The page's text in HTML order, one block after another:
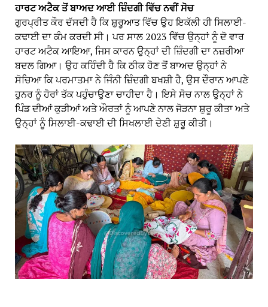
ਹਾਰਟ ਅਟੈਕ ਤੋਂ ਬਾਅਦ ਆਈ ਜ਼ਿੰਦਗੀ ਵਿੱਚ ਨਵੀਂ ਸੋਚ
ਗੁਰਪ੍ਰੀਤ ਕੌਰ ਦੱਸਦੀ ਹੈ ਕਿ ਸ਼ੁਰੂਆਤ ਵਿੱਚ ਉਹ ਇਕੱਲੀ ਹੀ ਸਿਲਾਈ-
ਕਢਾਈ ਦਾ ਕੰਮ ਕਰਦੀ ਸੀ। ਪਰ ਸਾਲ 2023 ਵਿੱਚ ਉਨ੍ਹਾਂ ਨੂੰ ਦੋ ਵਾਰ
ਹਾਰਟ ਅਟੈਕ ਆਇਆ, ਜਿਸ ਕਾਰਨ ਉਨ੍ਹਾਂ ਦੀ ਜ਼ਿੰਦਗੀ ਦਾ ਨਜ਼ਰੀਆ
ਬਦਲ ਗਿਆ। ਉਹ ਕਹਿੰਦੀ ਹੈ ਕਿ ਠੀਕ ਹੋਣ ਤੋਂ ਬਾਅਦ ਉਨ੍ਹਾਂ ਨੇ
ਸੋਚਿਆ ਕਿ ਪਰਮਾਤਮਾ ਨੇ ਜਿੰਨੀ ਜ਼ਿੰਦਗੀ ਬਖਸ਼ੀ ਹੈ, ਉਸ ਦੌਰਾਨ ਆਪਣੇ
ਹੁਨਰ ਨੂੰ ਹੋਰਾਂ ਤੱਕ ਪਹੁੰਚਾਉਣਾ ਚਾਹੀਦਾ ਹੈ। ਇਸੇ ਸੋਚ ਨਾਲ ਉਨ੍ਹਾਂ ਨੇ
ਪਿੰਡ ਦੀਆਂ ਕੁੜੀਆਂ ਅਤੇ ਔਰਤਾਂ ਨੂੰ ਆਪਣੇ ਨਾਲ ਜੋੜਨਾ ਸ਼ੁਰੂ ਕੀਤਾ ਅਤੇ
ਉਨ੍ਹਾਂ ਨੂੰ ਸਿਲਾਈ-ਕਢਾਈ ਦੀ ਸਿਖਲਾਈ ਦੇਣੀ ਸ਼ੁਰੂ ਕੀਤੀ।